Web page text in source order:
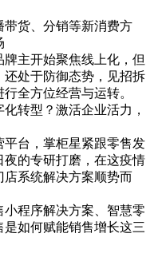
带货、分销等新消费方
主开始聚焦线上化，但
处于防御态势，见招拆
全方位经营与运转。
转型？激活企业活力，
台，掌柜星紧跟零售发
夜的专研打磨，在这疫情
店系统解决方案顺势而
程序解决方案、智慧零
如何赋能销售增长这三